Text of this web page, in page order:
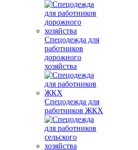
Спецодежда для
работников
дорожного
хозяйства
Спецодежда для
работников ЖКХ